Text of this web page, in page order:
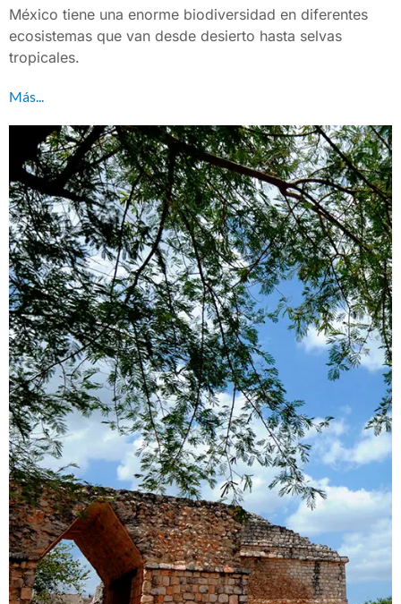
México tiene una enorme biodiversidad en diferentes
ecosistemas que van desde desierto hasta selvas
tropicales.
Más...